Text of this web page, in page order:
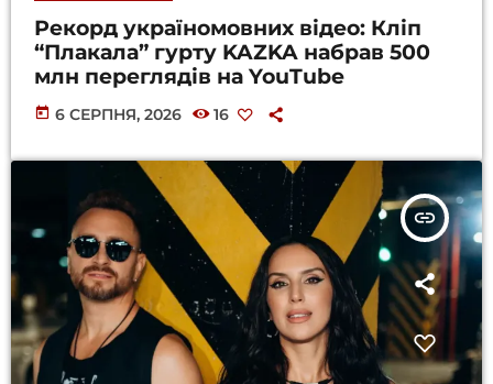
Рекорд україномовних відео: Кліп
“Плакала” гурту KAZKA набрав 500
млн переглядів на YouTube
today 6 СЕРПНЯ, 2026 16
insert_link